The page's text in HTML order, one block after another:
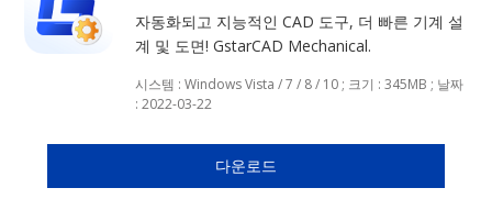
자동화되고 지능적인 CAD 도구, 더 빠른 기계 설
계 및 도면! GstarCAD Mechanical.
시스템 : Windows Vista / 7 / 8 / 10 ; 크기 : 345MB ; 날짜
: 2022-03-22
다운로드